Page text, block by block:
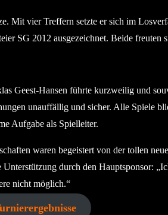
Mit vier Treffern setzte er sich im
SG 2012 ausgezeichnet. Beide
Geest-Hansen führte kurzweilig und
unauffällig und sicher. Alle Spiele
Aufgabe als Spielleiter.
waren begeistert von der tollen
durch den Hauptsponsor:
nicht möglich.“